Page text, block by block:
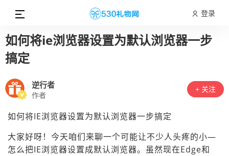
登录
如何将ie浏览器设置为默认浏览器一步
搞定
逆行者
作者
+ 关注
如何将IE浏览器设置为默认浏览器一步搞定
大家好呀！今天咱们来聊一个可能让不少人头疼的小—
怎么把IE浏览器设置成默认浏览器。虽然现在Edge和